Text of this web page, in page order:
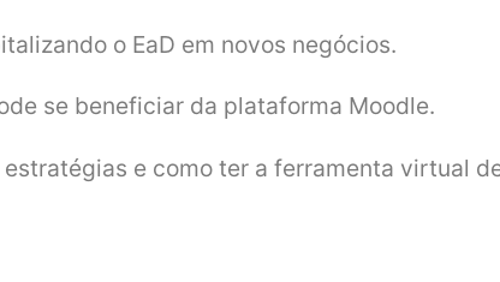
o EaD em novos negócios.
se beneficiar da plataforma Moodle.
e como ter a ferramenta virtual